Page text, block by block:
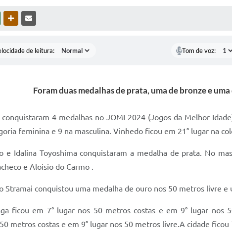
WHATSAPPOUTRAS MÍDIAS
de leitura: Tom de voz:
Foram duas medalhas de prata, uma de bronze e
4 medalhas no JOMI 2024 (Jogos da Melhor
feminina e 9 na masculina. Vinhedo ficou em 21° lugar na
e Idalina Toyoshima conquistaram a medalha de prata. No
e Aloisio do Carmo .
Stramai conquistou uma medalha de ouro nos 50 metros livre
ficou em 7° lugar nos 50 metros costas e em 9° lugar
metros costas e em 9° lugar nos 50 metros livre.A cidade ficou